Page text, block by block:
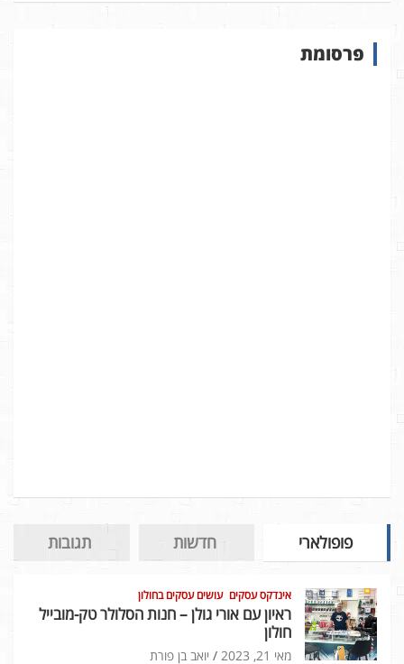
א
פרסומת
פופולארי חדשות תגובות
אינדקס עסקים עושים עסקים בחולון
ראיון עם אורי גולן – חנות הסלולר טק-מובייל
חולון
מאי 21, 2023 יואב בן פורת